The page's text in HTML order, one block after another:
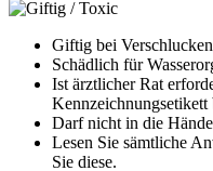
Giftig bei
Schädlich für
Ist ärztlicher Rat
Kennzeichnungsetikett
Darf nicht in die
Lesen Sie sämtliche
Sie diese.